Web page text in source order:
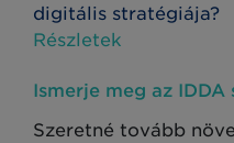
digitális stratégiája?
Részletek
Ismerje meg az
Szeretné tovább